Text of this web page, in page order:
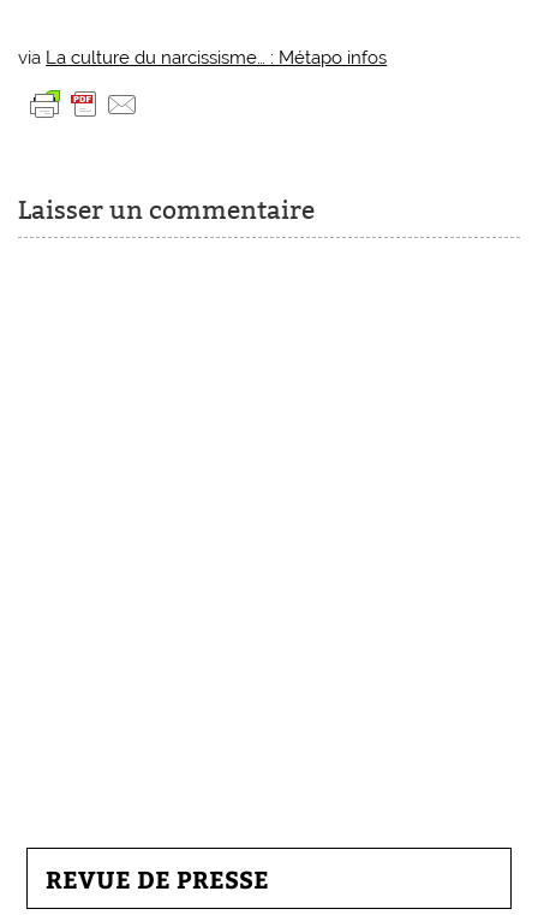
via La culture du narcissisme… : Métapo infos
Laisser un commentaire
REVUE DE PRESSE